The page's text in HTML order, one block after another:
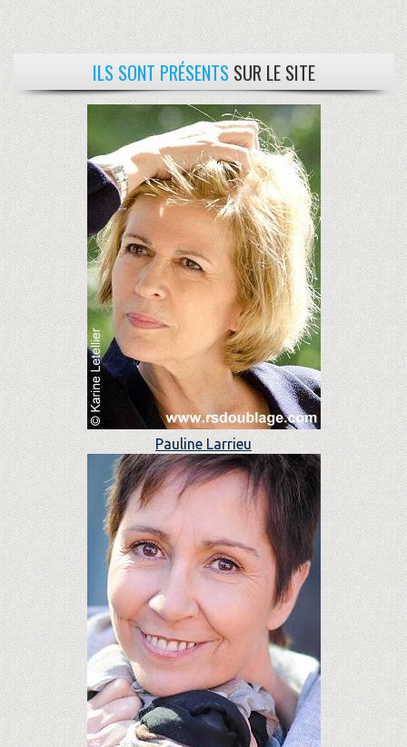
ILS SONT PRÉSENTS SUR LE SITE
Pauline Larrieu